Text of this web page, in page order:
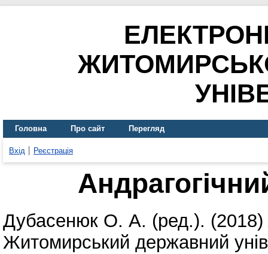
Головна Про сайт Перегляд
Вхід Реєстрація
Дубасенюк О. А. (ред.). (2018)
Житомирський державний